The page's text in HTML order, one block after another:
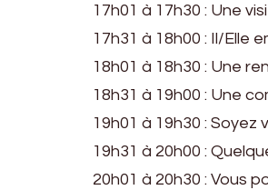
17h01 à 17h30 : Une
17h31 à 18h00 : Il/Elle
18h01 à 18h30 : Une
18h31 à 19h00 : Une
19h01 à 19h30 : Soyez
19h31 à 20h00 :
20h01 à 20h30 : Vous